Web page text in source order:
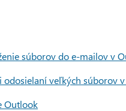
súborov do e-mailov v
veľkých súborov
Outlook